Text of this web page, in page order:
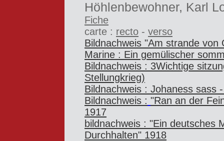
Höhlenbewohner, Karl
Fiche
carte : recto - verso
Bildnachweis "Am strande
Marine : Ein gemülischer
Bildnachweis : 3Wichtige
Stellungkrieg)
Bildnachweis : Johaness sass
Bildnachweis : "Ran an der
1917
bildnachweis : "Ein deutsches
Durchhalten" 1918